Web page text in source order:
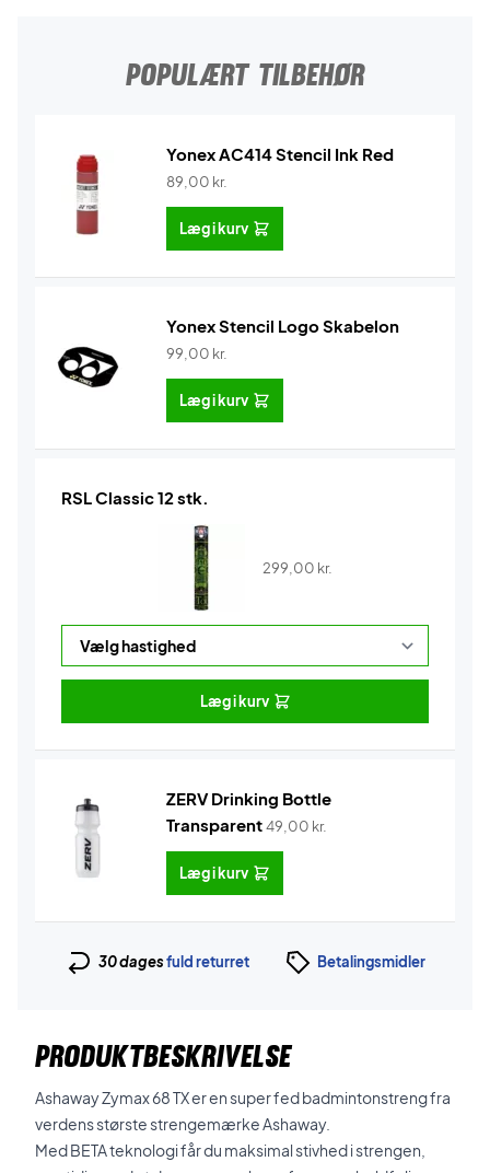
POPULÆRT TILBEHØR
Yonex AC414 Stencil Ink Red
89,00 kr.
Læg i kurv
Yonex Stencil Logo Skabelon
99,00 kr.
Læg i kurv
RSL Classic 12 stk.
299,00 kr.
Læg i kurv
ZERV Drinking Bottle
Transparent49,00 kr.
Læg i kurv
30 dagesfuld returret Betalingsmidler
PRODUKTBESKRIVELSE
Ashaway Zymax 68 TX er en super fed badmintonstreng fra
verdens største strengemærke Ashaway.
Med BETA teknologi får du maksimal stivhed i strengen,